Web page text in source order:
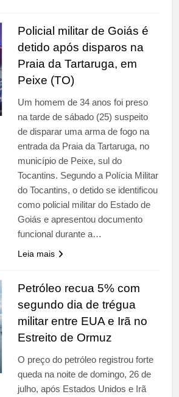
Policial militar de Goiás é
detido após disparos na
Praia da Tartaruga, em
Peixe (TO)
Um homem de 34 anos foi preso
na tarde de sábado (25) suspeito
de disparar uma arma de fogo na
entrada da Praia da Tartaruga, no
município de Peixe, sul do
Tocantins. Segundo a Polícia Militar
do Tocantins, o detido se identificou
como policial militar do Estado de
Goiás e apresentou documento
funcional durante a…
Leia mais
Petróleo recua 5% com
segundo dia de trégua
militar entre EUA e Irã no
Estreito de Ormuz
O preço do petróleo registrou forte
queda na noite de domingo, 26 de
julho, após Estados Unidos e Irã